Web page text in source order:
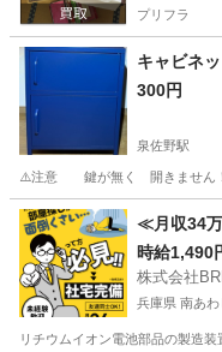
プリフラ
キャビネ
300円
泉佐野駅
⚠️注意 鍵が無く 開きません！
大阪 泉佐野市 泉佐野駅
≪月収34
時給1,490
株式会社
兵庫県 南あわ
リチウムイオン電池部品の製造